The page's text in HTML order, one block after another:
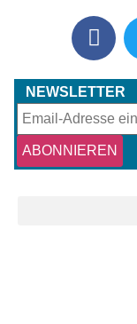
NEWSLETTER